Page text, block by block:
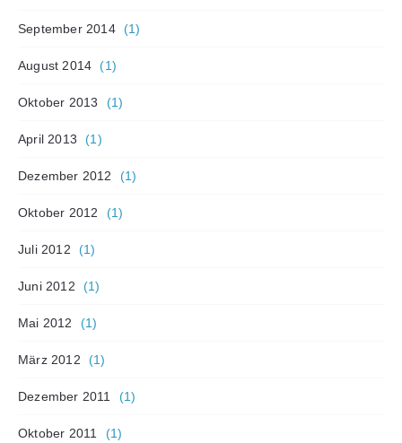
September 2014 (1)
August 2014 (1)
Oktober 2013 (1)
April 2013 (1)
Dezember 2012 (1)
Oktober 2012 (1)
Juli 2012 (1)
Juni 2012 (1)
Mai 2012 (1)
März 2012 (1)
Dezember 2011 (1)
Oktober 2011 (1)